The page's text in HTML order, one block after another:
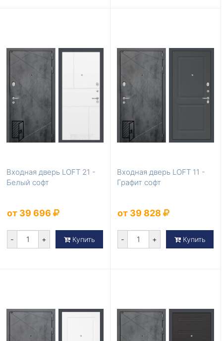
Входная дверь LOFT 21 -
Белый софт
от 39 696
- + Купить
Входная дверь LOFT 11 -
Графит софт
от 39 828
- + Купить